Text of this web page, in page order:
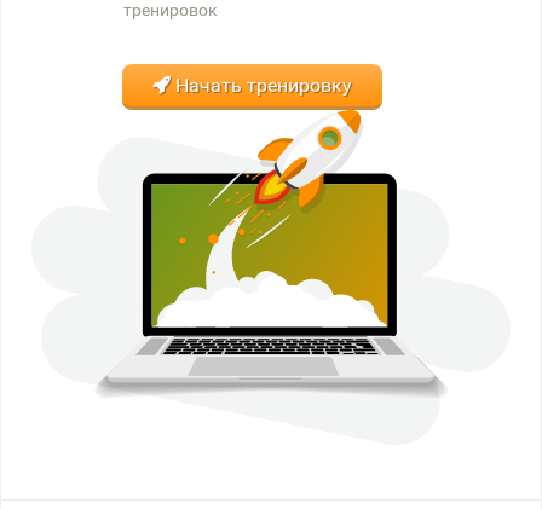
тренировок
Начать тренировку